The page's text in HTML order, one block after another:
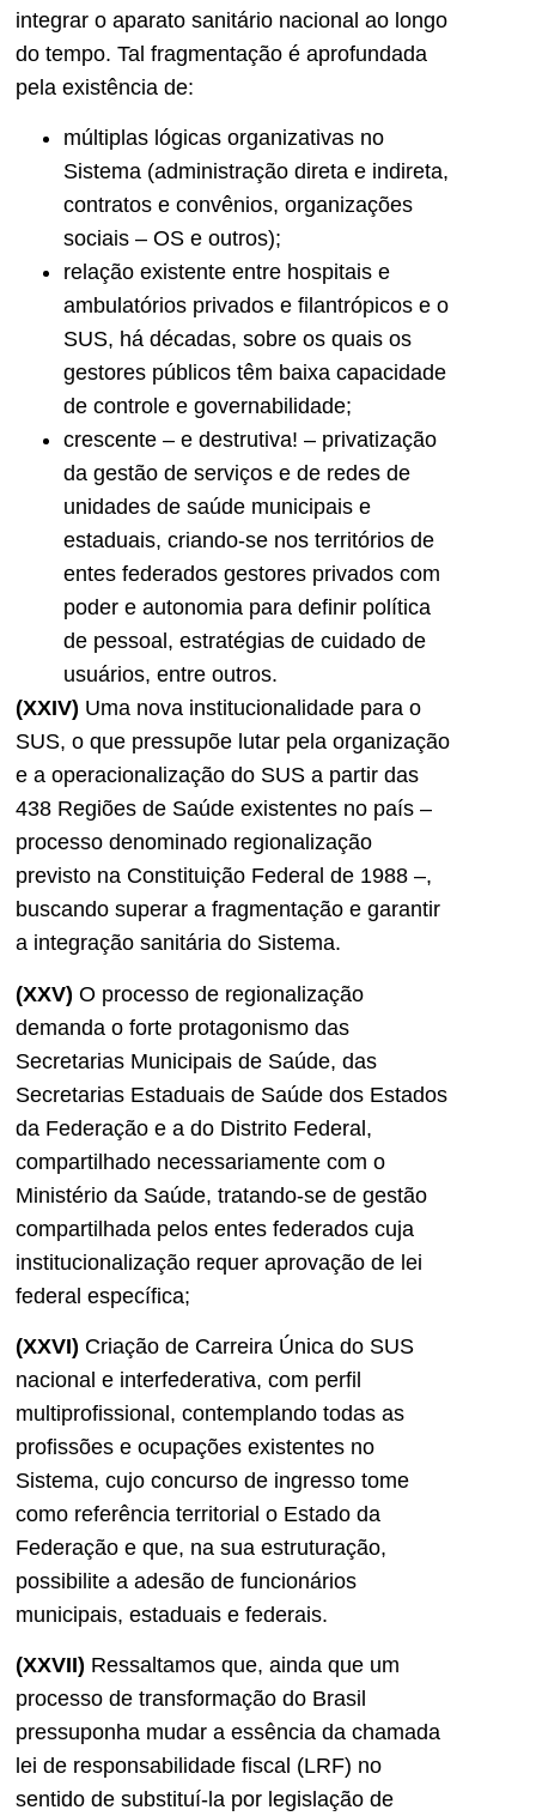
integrar o aparato sanitário nacional ao longo
do tempo. Tal fragmentação é aprofundada
pela existência de:
múltiplas lógicas organizativas no
Sistema (administração direta e indireta,
contratos e convênios, organizações
sociais – OS e outros);
relação existente entre hospitais e
ambulatórios privados e filantrópicos e o
SUS, há décadas, sobre os quais os
gestores públicos têm baixa capacidade
de controle e governabilidade;
crescente – e destrutiva! – privatização
da gestão de serviços e de redes de
unidades de saúde municipais e
estaduais, criando-se nos territórios de
entes federados gestores privados com
poder e autonomia para definir política
de pessoal, estratégias de cuidado de
usuários, entre outros.
(XXIV) Uma nova institucionalidade para o
SUS, o que pressupõe lutar pela organização
e a operacionalização do SUS a partir das
438 Regiões de Saúde existentes no país –
processo denominado regionalização
previsto na Constituição Federal de 1988 –,
buscando superar a fragmentação e garantir
a integração sanitária do Sistema.
(XXV) O processo de regionalização
demanda o forte protagonismo das
Secretarias Municipais de Saúde, das
Secretarias Estaduais de Saúde dos Estados
da Federação e a do Distrito Federal,
compartilhado necessariamente com o
Ministério da Saúde, tratando-se de gestão
compartilhada pelos entes federados cuja
institucionalização requer aprovação de lei
federal específica;
(XXVI) Criação de Carreira Única do SUS
nacional e interfederativa, com perfil
multiprofissional, contemplando todas as
profissões e ocupações existentes no
Sistema, cujo concurso de ingresso tome
como referência territorial o Estado da
Federação e que, na sua estruturação,
possibilite a adesão de funcionários
municipais, estaduais e federais.
(XXVII) Ressaltamos que, ainda que um
processo de transformação do Brasil
pressuponha mudar a essência da chamada
lei de responsabilidade fiscal (LRF) no
sentido de substituí-la por legislação de